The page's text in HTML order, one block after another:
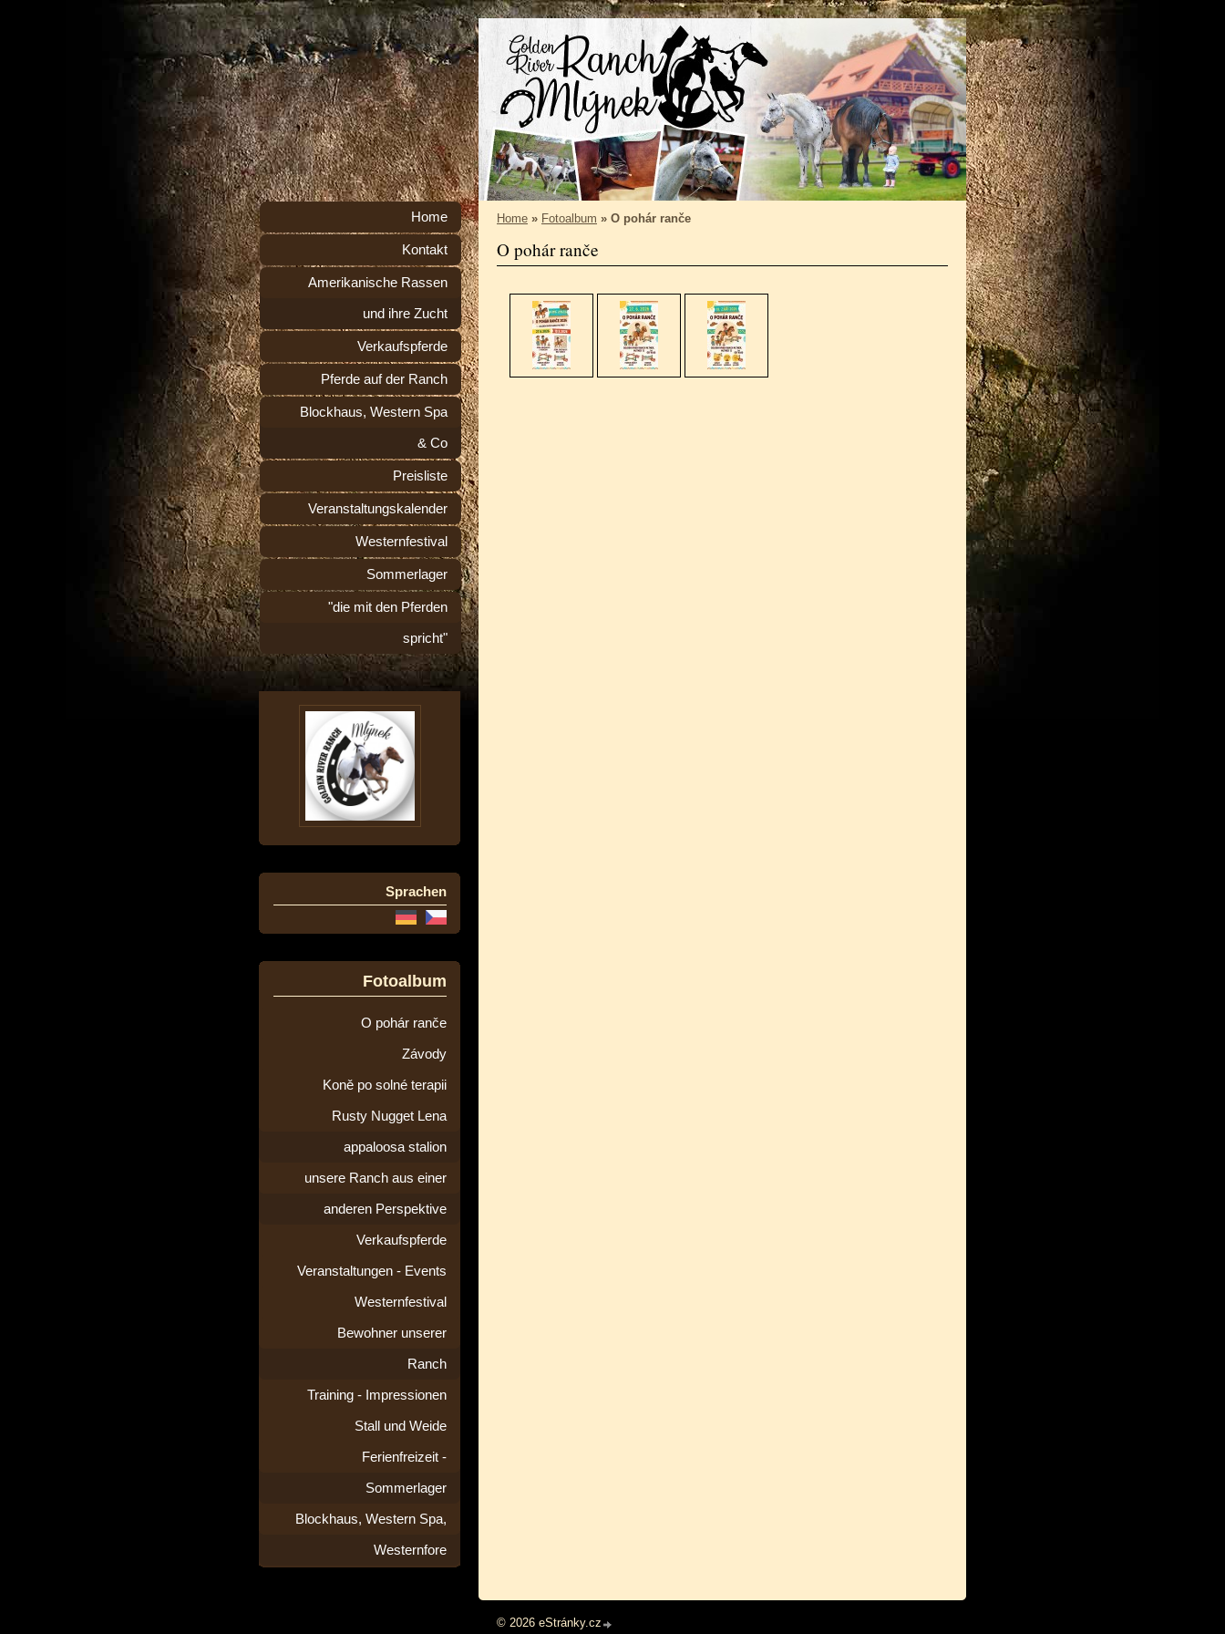
Home » Fotoalbum » O pohár ranče
O pohár ranče
Home
Kontakt
Amerikanische Rassen
und ihre Zucht
Verkaufspferde
Pferde auf der Ranch
Blockhaus, Western Spa
& Co
Preisliste
Veranstaltungskalender
Westernfestival
Sommerlager
"die mit den Pferden
spricht"
Sprachen
Fotoalbum
O pohár ranče
Závody
Koně po solné terapii
Rusty Nugget Lena
appaloosa stalion
unsere Ranch aus einer
anderen Perspektive
Verkaufspferde
Veranstaltungen - Events
Westernfestival
Bewohner unserer
Ranch
Training - Impressionen
Stall und Weide
Ferienfreizeit -
Sommerlager
Blockhaus, Western Spa,
Westernfore
© 2026 eStránky.cz